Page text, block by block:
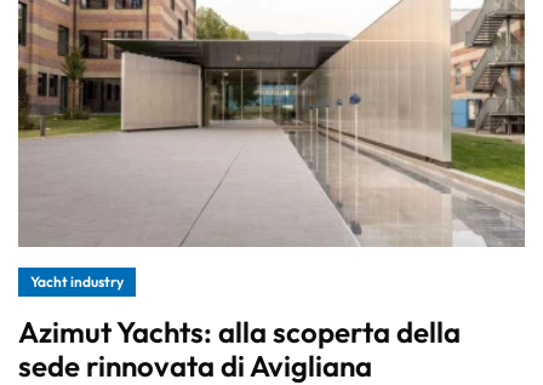
Yacht industry
Azimut Yachts: alla scoperta della
sede rinnovata di Avigliana